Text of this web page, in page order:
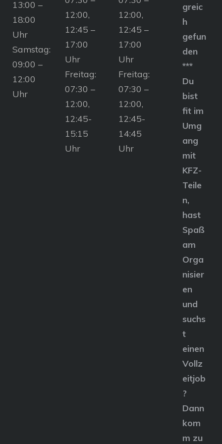
13:00 –
18:00
Uhr
Samstag:
09:00 –
12:00
Uhr
12:00,
12:45 –
17:00
Uhr
Freitag:
07:30 –
12:00,
12:45-
15:15
Uhr
12:00,
12:45 –
17:00
Uhr
Freitag:
07:30 –
12:00,
12:45-
14:45
Uhr
greic
h
gefun
den
***
Du
bist
fit im
Umg
ang
mit
KFZ-
Teile
n,
hast
Spaß
am
Orga
nisier
en
und
suchs
t
einen
Vollz
eitjob
?
Dann
kom
m zu